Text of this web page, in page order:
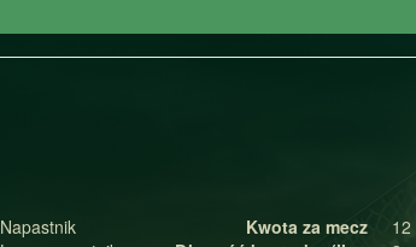
Napastnik
Kwota za mecz
12